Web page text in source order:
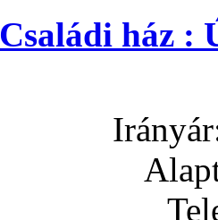
Családi ház :